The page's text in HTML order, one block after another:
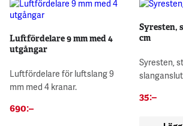
Luftfördelare 9 mm med 4
utgångar
Luftfördelare för luftslang 9
mm med 4 kranar.
690:–
Syresten,
cm
Syresten,
35:–